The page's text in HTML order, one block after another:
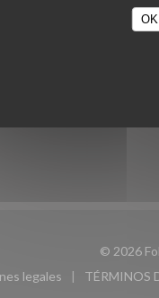
Facebook
© 2026
legales
((abre en una nueva
TÉRMINOS